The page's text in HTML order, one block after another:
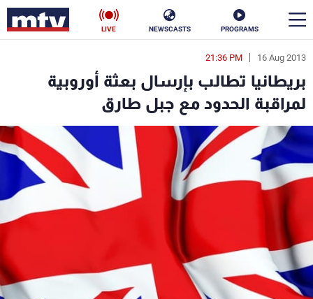
PROGRAMS
NEWSCASTS
LIVE
16 Aug 2013
21:36 PM
بريطانيا تطالب بإرسال بعثة أوروبية
لمراقبة الحدود مع جبل طارق
en
الأخبار
سياسة ناس
إقتصاد فن
منوعات رياضة
كأس العالم
البرامج